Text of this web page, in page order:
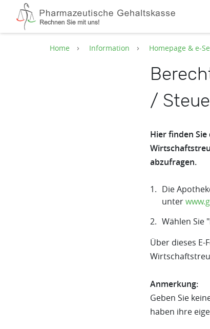
Zum Hauptinhalt springen
Home Information Homepage & e-
/
Hier finden
abzufragen.
Die
unter
Wählen Sie "
Über dieses
Anmerkung:
Geben Sie
haben ihre